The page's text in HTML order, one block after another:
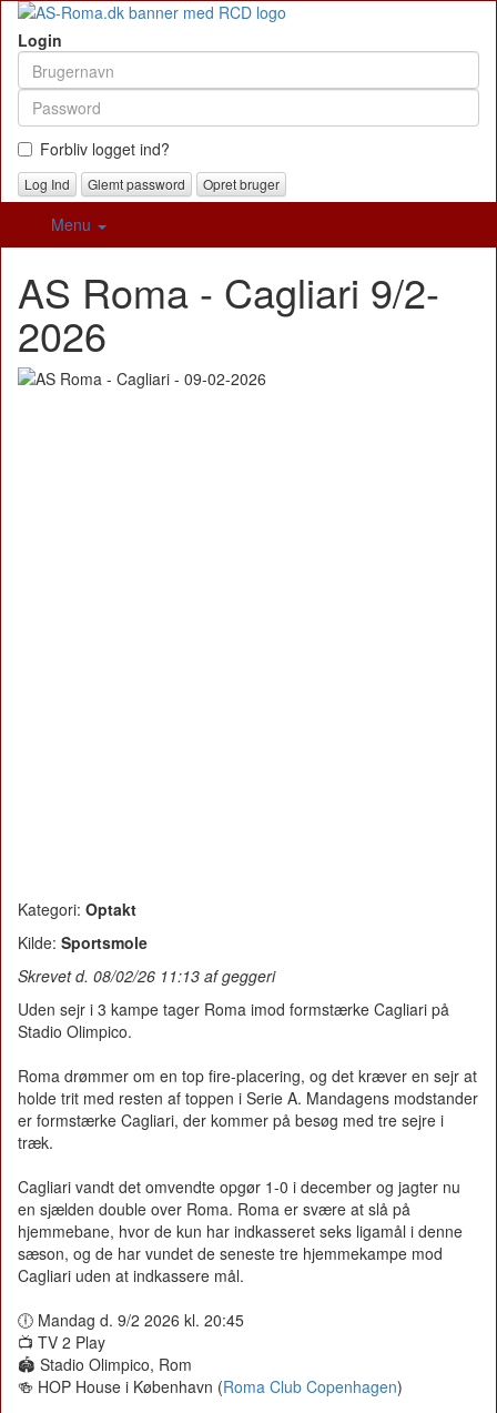
Login
Forbliv logget ind?
Glemt password Opret bruger
Menu
AS Roma - Cagliari 9/2-
2026
Kategori: Optakt
Kilde: Sportsmole
Skrevet d. 08/02/26 11:13 af geggeri
Uden sejr i 3 kampe tager Roma imod formstærke Cagliari på
Stadio Olimpico.
Roma drømmer om en top fire-placering, og det kræver en sejr at
holde trit med resten af toppen i Serie A. Mandagens modstander
er formstærke Cagliari, der kommer på besøg med tre sejre i
træk.
Cagliari vandt det omvendte opgør 1-0 i december og jagter nu
en sjælden double over Roma. Roma er svære at slå på
hjemmebane, hvor de kun har indkasseret seks ligamål i denne
sæson, og de har vundet de seneste tre hjemmekampe mod
Cagliari uden at indkassere mål.
🕕 Mandag d. 9/2 2026 kl. 20:45
📺 TV 2 Play
🏟️ Stadio Olimpico, Rom
🍻 HOP House i København (Roma Club Copenhagen)